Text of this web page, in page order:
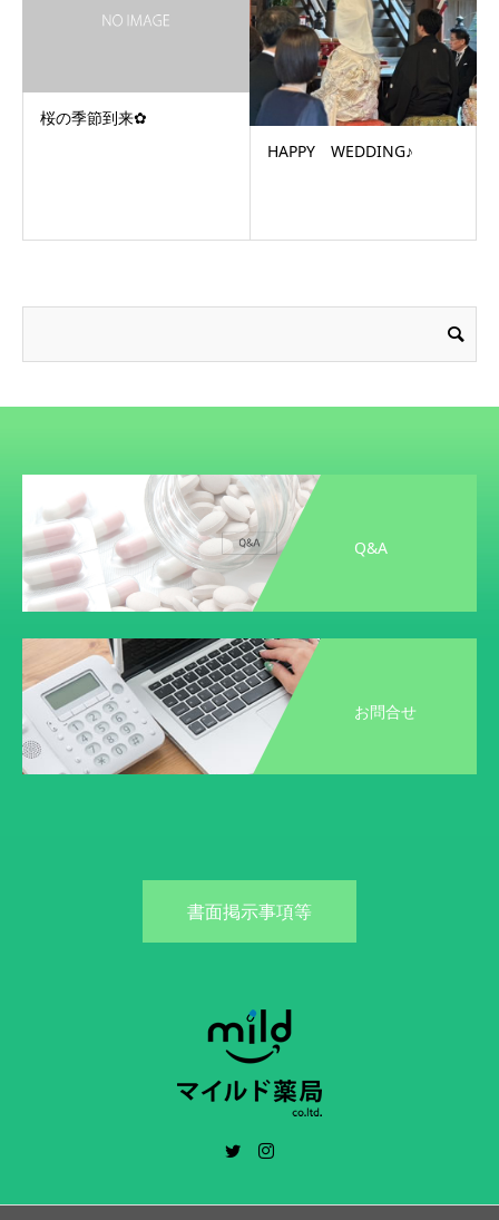
桜の季節到来✿
HAPPY WEDDING♪
Q&A
お問合せ
書面掲示事項等